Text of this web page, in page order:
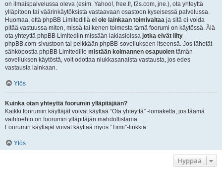
on ilmaispalvelussa oleva (esim. Yahoo!, free.fr, f2s.com, jne.), ota yhteyttä
ylläpitoon tai väärinkäytöksistä vastaavaan osastoon kyseisessä palvelussa.
Huomaa, että phpBB Limitedillä ei ole lainkaan toimivaltaa ja sitä ei voida
pitää vastuussa miten, missä tai kenen toimesta tämä foorumi on käytössä. Älä
ota yhteyttä phpBB Limitediin missään lakiasioissa jotka eivät liity
phpBB.com-sivustoon tai pelkkään phpBB-sovellukseen itseensä. Jos lähetät
sähköpostia phpBB Limitedille mistään kolmannen osapuolen tämän
sovelluksen käytöstä, voit odottaa niukkasanaista vastausta, jos edes
vastausta lainkaan.
Ylös
Kuinka otan yhteyttä foorumin ylläpitäjään?
Kaikki foorumin käyttäjät voivat käyttää “Ota yhteyttä” -lomaketta, jos täämä
vaihtoehto on foorumin ylläpitäjän mahdollistama.
Foorumin käyttäjät voivat käyttää myös “Tiimi”-linkkiä.
Ylös
Hyppää